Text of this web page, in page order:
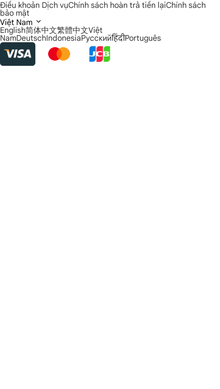
Điều khoản Dịch vụChính sách hoàn trả tiền lạiChính sách
bảo mật
Việt Nam
English简体中文繁體中文Việt
NamDeutschIndonesiaРусскийहिंदीPortuguês